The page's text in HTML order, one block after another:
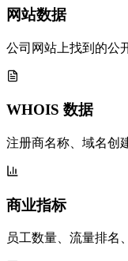
网站数据
公司网站上找到的公
WHOIS 数据
注册商名称、域名创
商业指标
员工数量、流量排名